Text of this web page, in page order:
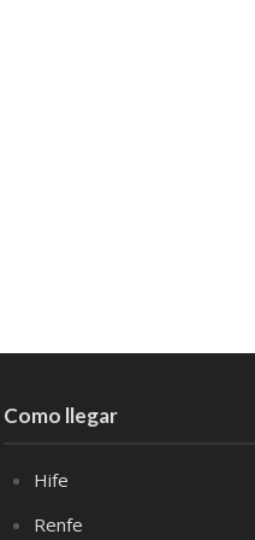
Como llegar
Hife
Renfe